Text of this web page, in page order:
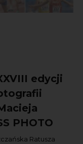
edycji
PHOTO
Ratusza